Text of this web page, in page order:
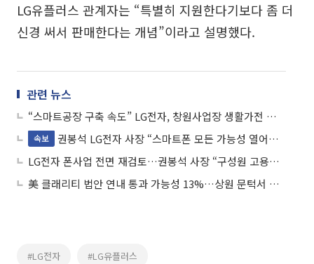
LG유플러스 관계자는 “특별히 지원한다기보다 좀 더
신경 써서 판매한다는 개념”이라고 설명했다.
관련 뉴스
“스마트공장 구축 속도” LG전자, 창원사업장 생활가전 통합시험실 만든다
속보
권봉석 LG전자 사장 “스마트폰 모든 가능성 열어두고 사업 검토…구성원 고용은 유지”
LG전자 폰사업 전면 재검토…권봉석 사장 “구성원 고용은 유지”
美 클래리티 법안 연내 통과 가능성 13%…상원 문턱서 제동
#LG전자 #LG유플러스